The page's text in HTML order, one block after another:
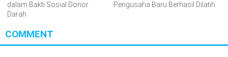
dalam Bakti Sosial Donor
Darah
Pengusaha Baru Berhasil Dilatih
COMMENT